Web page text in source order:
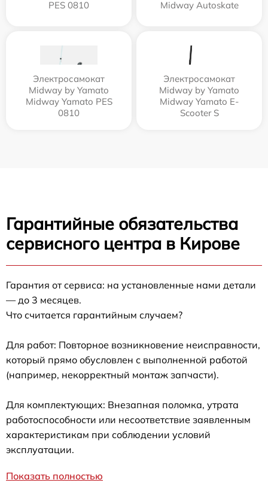
PES 0810
Midway Autoskate
Электросамокат
Midway by Yamato
Midway Yamato PES
0810
Электросамокат
Midway by Yamato
Midway Yamato E-
Scooter S
Гарантийные обязательства
сервисного центра в Кирове
Гарантия от сервиса: на установленные нами детали
— до 3 месяцев.
Что считается гарантийным случаем?
Для работ: Повторное возникновение неисправности,
который прямо обусловлен с выполненной работой
(например, некорректный монтаж запчасти).
Для комплектующих: Внезапная поломка, утрата
работоспособности или несоответствие заявленным
характеристикам при соблюдении условий
эксплуатации.
Показать полностью